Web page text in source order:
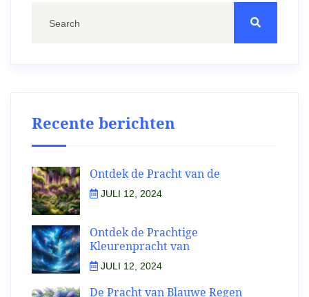
Recente berichten
Ontdek de Pracht van de
JULI 12, 2024
Ontdek de Prachtige
Kleurenpracht van
JULI 12, 2024
De Pracht van Blauwe Regen